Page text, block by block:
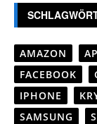
AMAZON
FACEBOOK
IPHONE
SAMSUNG